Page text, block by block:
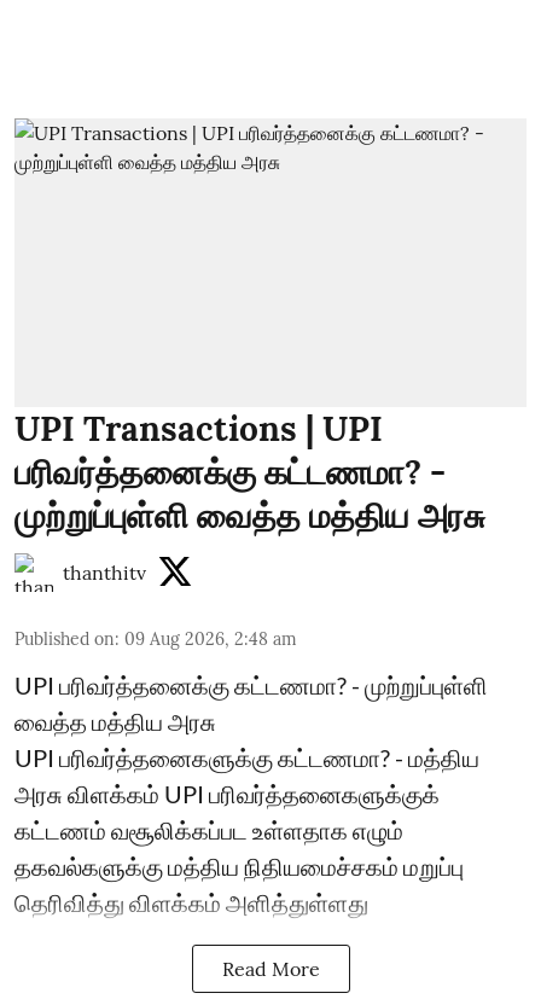
UPI Transactions | UPI
பரிவர்த்தனைக்கு கட்டணமா? -
முற்றுப்புள்ளி வைத்த மத்திய அரசு
thanthitv
Published on: 09 Aug 2026, 2:48 am
UPI பரிவர்த்தனைக்கு கட்டணமா? - முற்றுப்புள்ளி
வைத்த மத்திய அரசு
UPI பரிவர்த்தனைகளுக்கு கட்டணமா? - மத்திய
அரசு விளக்கம் UPI பரிவர்த்தனைகளுக்குக்
கட்டணம் வசூலிக்கப்பட உள்ளதாக எழும்
தகவல்களுக்கு மத்திய நிதியமைச்சகம் மறுப்பு
தெரிவித்து விளக்கம் அளித்துள்ளது
Read More